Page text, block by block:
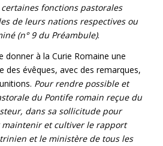
fonctions pastorales
de leurs nations respectives ou
(n° 9 du Préambule).
donner à la Curie Romaine une
des évêques, avec des remarques,
Pour rendre possible et
du Pontife romain reçue du
dans sa sollicitude pour
maintenir et cultiver le rapport
et le ministère de tous les